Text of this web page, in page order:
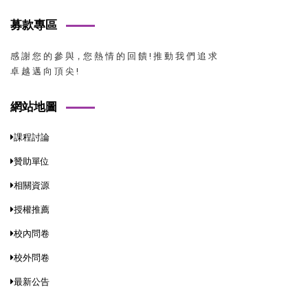
募款專區
感 謝 您 的 參 與，您 熱 情 的 回 饋 ! 推 動 我 們 追 求
卓 越 邁 向 頂 尖 !
網站地圖
課程討論
贊助單位
相關資源
授權推薦
校內問卷
校外問卷
最新公告